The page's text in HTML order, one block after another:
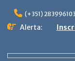
content
(+351) 283996103
Alerta: